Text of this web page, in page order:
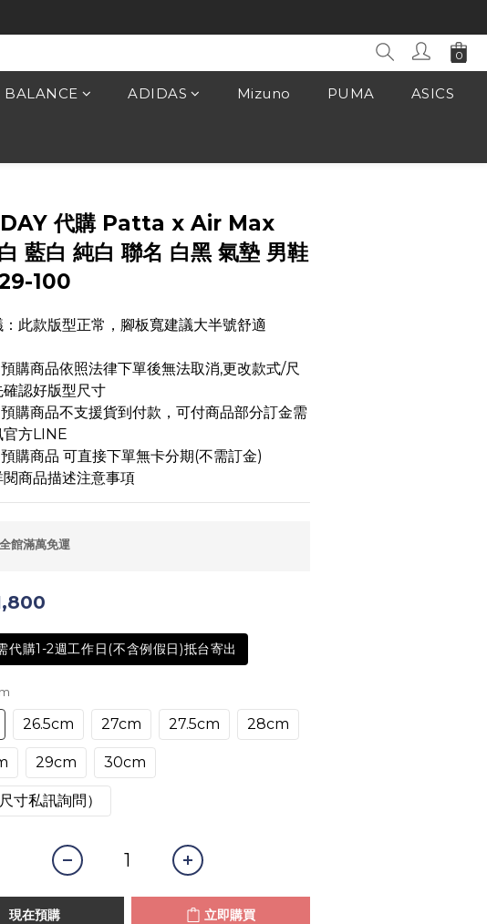
BALANCE ADIDAS Mizuno PUMA ASICS
代購 Patta x Air Max
藍白 純白 聯名 白黑 氣墊 男鞋
100
：此款版型正常，腳板寬建議大半號舒適
購商品依照法律下單後無法取消,更改款式/尺
認好版型尺寸
購商品不支援貨到付款，可付商品部分訂金需
官方LINE
購商品 可直接下單無卡分期(不需訂金)
商品描述注意事項
館滿萬免運
代購1-2週工作日(不含例假日)抵台寄出
26.5cm 27cm 27.5cm 28cm
29cm 30cm
寸私訊詢問）
現在預購 立即購買